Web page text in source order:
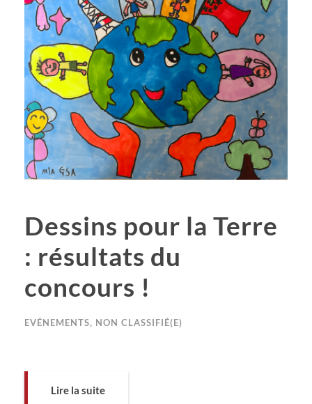
Dessins pour la Terre
: résultats du
concours !
EVÉNEMENTS, NON CLASSIFIÉ(E)
Lire la suite